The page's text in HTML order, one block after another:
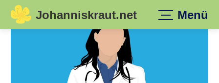
Skip
Johanniskraut.net Menü